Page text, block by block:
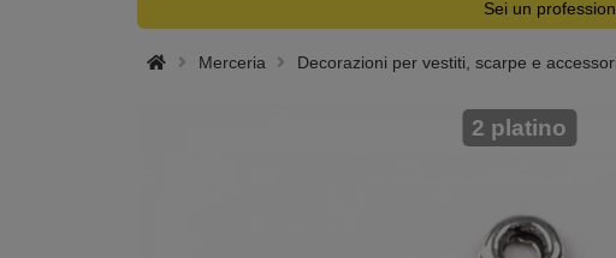
Sei un
Merceria Decorazioni per vestiti, scarpe e accessori
2 platino